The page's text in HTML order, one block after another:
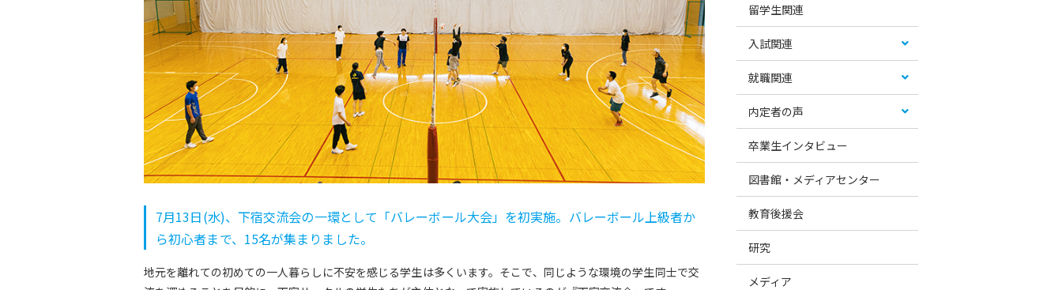
7月13日(水)、下宿交流会の一環として「バレーボール大会」を初実施。バレーボール上級者か
ら初心者まで、15名が集まりました。
地元を離れての初めての一人暮らしに不安を感じる学生は多くいます。そこで、同じような環境の学生同士で交
留学生関連
入試関連
就職関連
内定者の声
卒業生インタビュー
図書館・メディアセンター
教育後援会
研究
メディア